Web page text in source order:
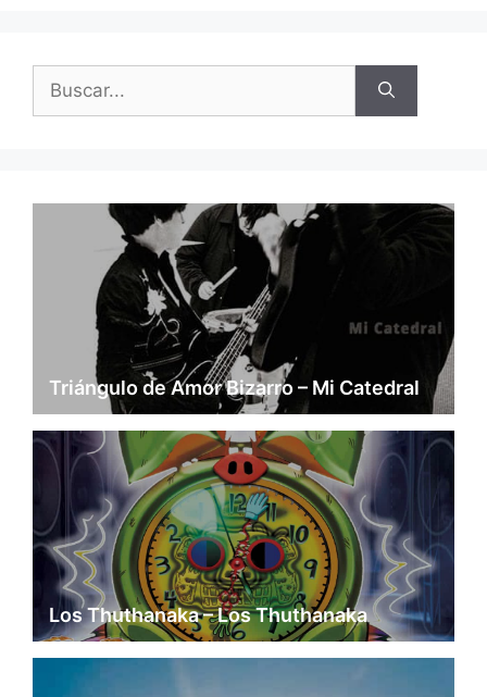
Triángulo de Amor Bizarro – Mi Catedral
Los Thuthanaka – Los Thuthanaka